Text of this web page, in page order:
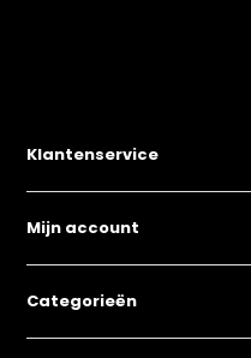
Klantenservice
Mijn account
Categorieën